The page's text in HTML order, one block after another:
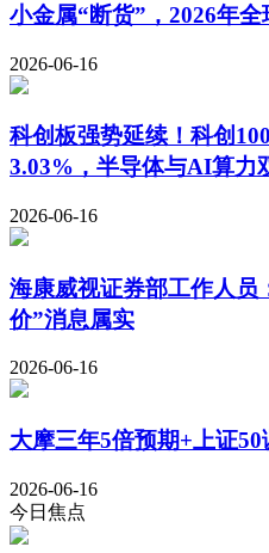
小金属“断货”，2026年
2026-06-16
科创板强势延续！科创
3.03%，半导体与AI算力
2026-06-16
海康威视证券部工作人员
价”消息属实
2026-06-16
大摩三年5倍预期+上证
2026-06-16
今日焦点